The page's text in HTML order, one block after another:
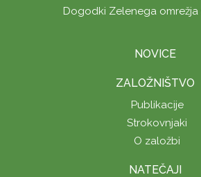
Dogodki Zelenega
NOVICE
ZALOŽNIŠTVO
Publikacije
Strokovnjaki
O založbi
NATEČAJI